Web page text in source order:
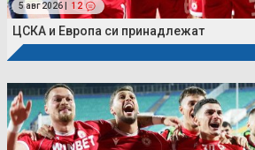
5 авг 2026 | 12
ЦСКА и Европа си принадлежат